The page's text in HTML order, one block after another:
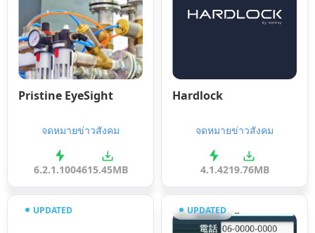
Pristine EyeSight
จดหมายข่าวสังคม
6.2.1.1004615.45MB
Hardlock
จดหมายข่าวสังคม
4.1.4219.76MB
UPDATED UPDATED